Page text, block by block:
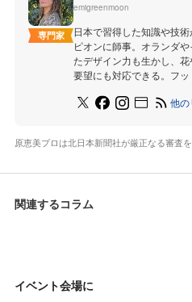
専門家
emigreenmoon
日本で習得した知識や技
ピオンに師事。オランダ
たデザイン力も生かし、
要望にも対応できる。フッ
他の
原恵美プロは北日本新聞社が厳正なる審査
関連するコラム
イベント会場に